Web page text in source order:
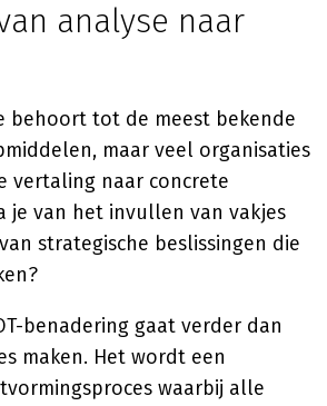
analyse naar
behoort tot de meest bekende
maar veel organisaties
vertaling naar concrete
je van het invullen van vakjes
strategische beslissingen die
benadering gaat verder dan
maken. Het wordt een
waarbij alle